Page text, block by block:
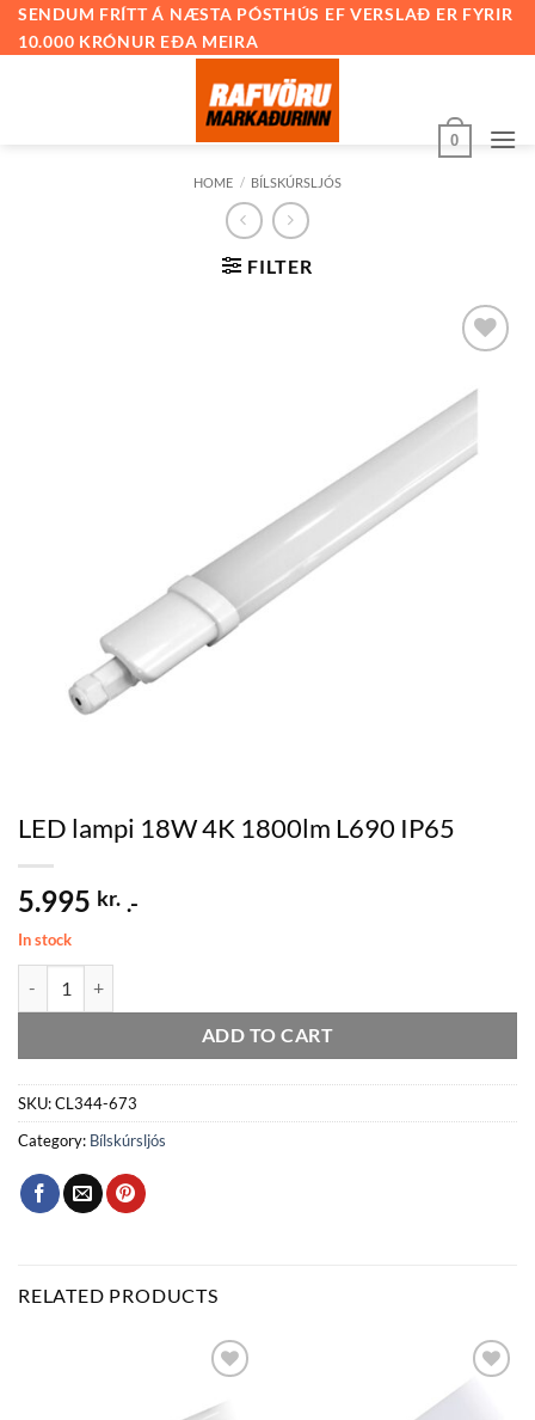
SkipSENDUM FRÍTT Á NÆSTA PÓSTHÚS EF VERSLAÐ ER FYRIR
10.000 KRÓNUR EÐA MEIRA
0
HOME / BÍLSKÚRSLJÓS
FILTER
á
óskalista
LED lampi 18W 4K 1800lm L690 IP65
5.995 kr. .-
In stock
ADD TO CART
SKU:CL344-673
Category: Bílskúrsljós
RELATED PRODUCTS
við á